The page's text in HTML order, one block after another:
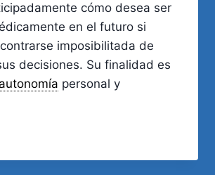
cómo desea ser
en el futuro si
imposibilitada de
decisiones. Su finalidad es
autonomía personal y